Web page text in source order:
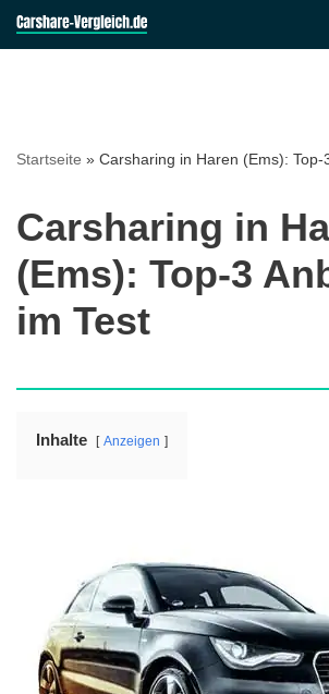
Startseite » Carsharing in Haren (Ems): Top-
Carsharing in
(Ems): Top-3
im Test
Inhalte Anzeigen